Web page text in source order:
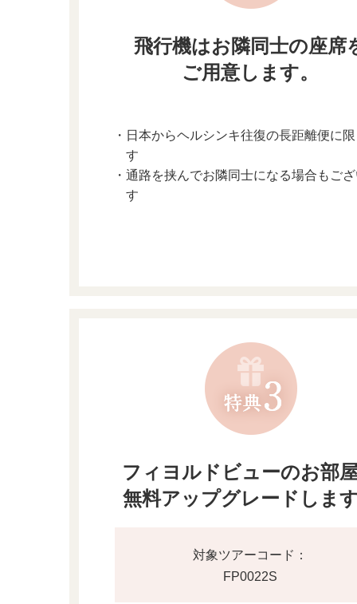
飛行機はお隣同士の座席
ご用意します。
・日本からヘルシンキ往復の長距離便に
す
・通路を挟んでお隣同士になる場合もご
す
フィヨルドビューのお部
無料アップグレードしま
対象ツアーコード：
FP0022S